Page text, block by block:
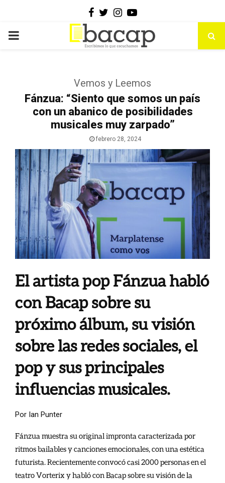
Facebook
Twitter
Instagram
Youtube
PRIMARY
Vemos y Leemos
Fánzua: “Siento que somos un país
con un abanico de posibilidades
musicales muy zarpado”
febrero 28, 2024
El artista pop Fánzua habló
con Bacap sobre su
próximo álbum, su visión
sobre las redes sociales, el
pop y sus principales
influencias musicales.
Por Ian Punter
Fánzua muestra su original impronta caracterizada por
ritmos bailables y canciones emocionales, con una estética
futurista. Recientemente convocó casi 2000 personas en el
teatro Vorterix y habló con Bacap sobre su visión de la